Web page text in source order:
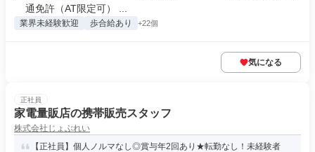
通免許（AT限定可） ...
業界未経験歓迎 歩合給あり +22個
気になる
正社員
家電量販店の携帯販売スタッフ
株式会社じょぶれい
【正社員】個人ノルマなし◎賞与年2回あり★転勤なし！未経験者